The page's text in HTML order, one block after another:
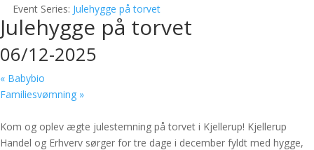
Event Series: Julehygge på torvet
Julehygge på torvet
06/12-2025
« Babybio
Familiesvømning »
Kom og oplev ægte julestemning på torvet i Kjellerup! Kjellerup
Handel og Erhverv sørger for tre dage i december fyldt med hygge,